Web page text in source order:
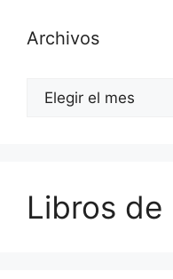
Archivos
Archivos
Libros de